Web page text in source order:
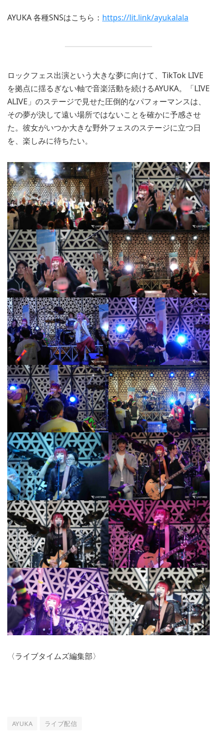
AYUKA 各種SNSはこちら： https://lit.link/ayukalala
ロックフェス出演という大きな夢に向けて、TikTok LIVE
を拠点に揺るぎない軸で音楽活動を続けるAYUKA。「LIVE
ALIVE」のステージで見せた圧倒的なパフォーマンスは、
その夢が決して遠い場所ではないことを確かに予感させ
た。彼女がいつか大きな野外フェスのステージに立つ日
を、楽しみに待ちたい。
〈ライブタイムズ編集部〉
AYUKA ライブ配信